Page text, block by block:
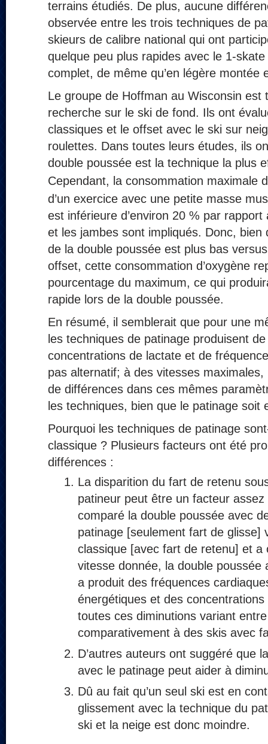
terrains étudiés. De plus, aucune
observée entre les trois techniques de
skieurs de calibre national qui ont
quelque peu plus rapides avec le 1-
complet, de même qu’en légère montée
Le groupe de Hoffman au Wisconsin est
recherche sur le ski de fond. Ils ont
classiques et le offset avec le ski sur
roulettes. Dans toutes leurs études, ils
double poussée est la technique la plus
Cependant, la consommation maximale
d’un exercice avec une petite masse
est inférieure d’environ 20 % par
et les jambes sont impliqués. Donc, bien
de la double poussée est plus bas
offset, cette consommation d’oxygène
pourcentage du maximum, ce qui
rapide lors de la double poussée.
En résumé, il semblerait que pour une
les techniques de patinage produisent
concentrations de lactate et de
pas alternatif; à des vitesses
de différences dans ces mêmes
les techniques, bien que le patinage soit
Pourquoi les techniques de patinage
classique ? Plusieurs facteurs ont été
différences :
La disparition du fart de retenu
patineur peut être un facteur
comparé la double poussée avec
patinage [seulement fart de glisse]
classique [avec fart de retenu] et a
vitesse donnée, la double poussée
a produit des fréquences
énergétiques et des
toutes ces diminutions variant
comparativement à des skis avec
D’autres auteurs ont suggéré que
avec le patinage peut aider à
Dû au fait qu’un seul ski est en
glissement avec la technique du
ski et la neige est donc moindre.